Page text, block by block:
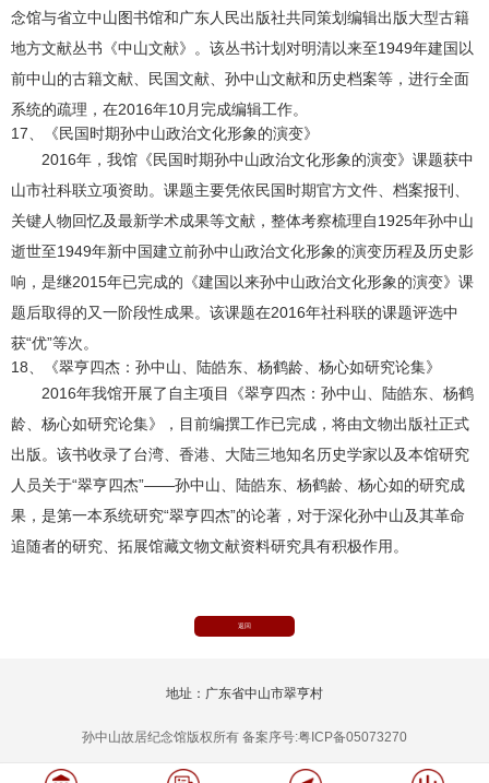
念馆与省立中山图书馆和广东人民出版社共同策划编辑出版大型古籍
地方文献丛书《中山文献》。该丛书计划对明清以来至1949年建国以
前中山的古籍文献、民国文献、孙中山文献和历史档案等，进行全面
系统的疏理，在2016年10月完成编辑工作。
17、《民国时期孙中山政治文化形象的演变》
2016年，我馆《民国时期孙中山政治文化形象的演变》课题获中
山市社科联立项资助。课题主要凭依民国时期官方文件、档案报刊、
关键人物回忆及最新学术成果等文献，整体考察梳理自1925年孙中山
逝世至1949年新中国建立前孙中山政治文化形象的演变历程及历史影
响，是继2015年已完成的《建国以来孙中山政治文化形象的演变》课
题后取得的又一阶段性成果。该课题在2016年社科联的课题评选中
获“优”等次。
18、《翠亨四杰：孙中山、陆皓东、杨鹤龄、杨心如研究论集》
2016年我馆开展了自主项目《翠亨四杰：孙中山、陆皓东、杨鹤
龄、杨心如研究论集》，目前编撰工作已完成，将由文物出版社正式
出版。该书收录了台湾、香港、大陆三地知名历史学家以及本馆研究
人员关于“翠亨四杰”——孙中山、陆皓东、杨鹤龄、杨心如的研究成
果，是第一本系统研究“翠亨四杰”的论著，对于深化孙中山及其革命
追随者的研究、拓展馆藏文物文献资料研究具有积极作用。
返回
地址：广东省中山市翠亨村
孙中山故居纪念馆版权所有 备案序号:粤ICP备05073270